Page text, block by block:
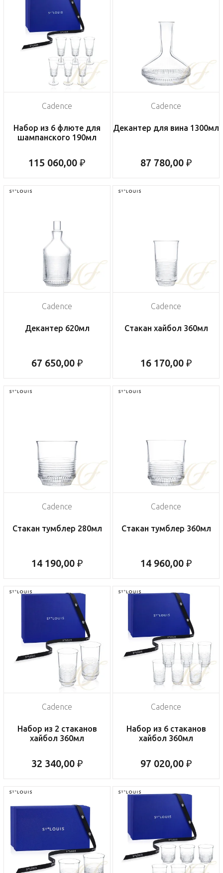
Cadence
Набор из 6 флюте для
шампанского 190мл
115 060,00 ₽
Cadence
Декантер для вина 1300мл
87 780,00 ₽
Cadence
Декантер 620мл
67 650,00 ₽
Cadence
Стакан хайбол 360мл
16 170,00 ₽
Cadence
Стакан тумблер 280мл
14 190,00 ₽
Cadence
Стакан тумблер 360мл
14 960,00 ₽
Cadence
Набор из 2 стаканов
хайбол 360мл
32 340,00 ₽
Cadence
Набор из 6 стаканов
хайбол 360мл
97 020,00 ₽